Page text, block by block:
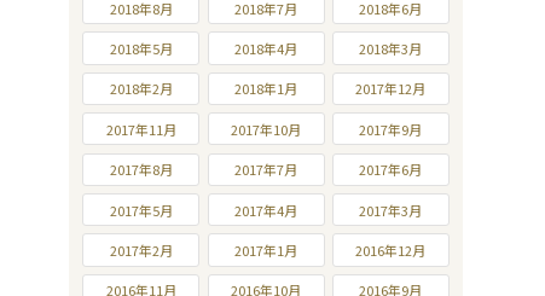
2018年8月 2018年7月 2018年6月
2018年5月 2018年4月 2018年3月
2018年2月 2018年1月 2017年12月
2017年11月 2017年10月 2017年9月
2017年8月 2017年7月 2017年6月
2017年5月 2017年4月 2017年3月
2017年2月 2017年1月 2016年12月
2016年11月 2016年10月 2016年9月